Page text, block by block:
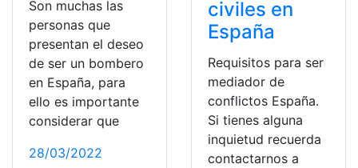
Son muchas las
personas que
presentan el deseo
de ser un bombero
en España, para
ello es importante
considerar que
28/03/2022
civiles en
España
Requisitos para ser
mediador de
conflictos España.
Si tienes alguna
inquietud recuerda
contactarnos a